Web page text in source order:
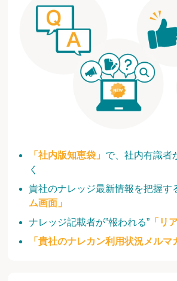
「社内版知恵袋」 で、社内有識者
く
貴社のナレッジ最新情報を把握す
ム画面」
ナレッジ記載者が”報われる” 「リ
「貴社のナレカン利用状況メルマ